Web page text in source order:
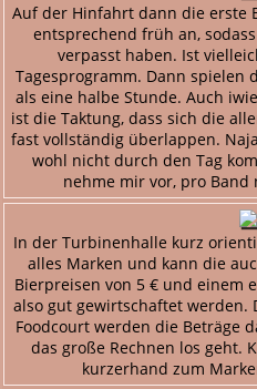
Auf der Hinfahrt dann die erste
entsprechend früh an,
verpasst haben. Ist
Tagesprogramm. Dann spielen
als eine halbe Stunde. Auch
ist die Taktung, dass sich die
fast vollständig überlappen.
wohl nicht durch den Tag
nehme mir vor, pro Band
In der Turbinenhalle kurz
alles Marken und kann die
Bierpreisen von 5 € und einem
also gut gewirtschaftet werden.
Foodcourt werden die Beträge
das große Rechnen los geht.
kurzerhand zum